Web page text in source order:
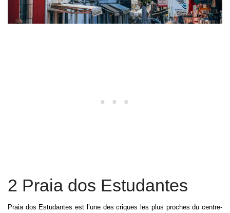
2 Praia dos Estudantes
Praia dos Estudantes est l’une des criques les plus proches du centre-